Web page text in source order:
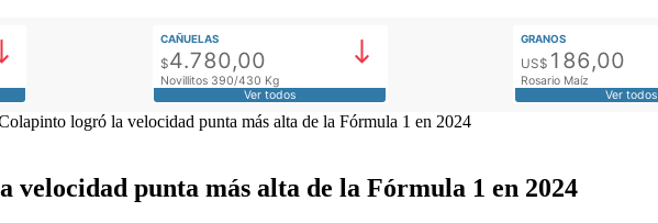
CAÑUELAS
$4.780,00
Novillitos 390/430 Kg
Ver todos
GRANOS
US$ 186,00
Rosario Maíz
Ver todos
logró la velocidad punta más alta de la Fórmula 1 en 2024
velocidad punta más alta de la Fórmula 1 en 2024